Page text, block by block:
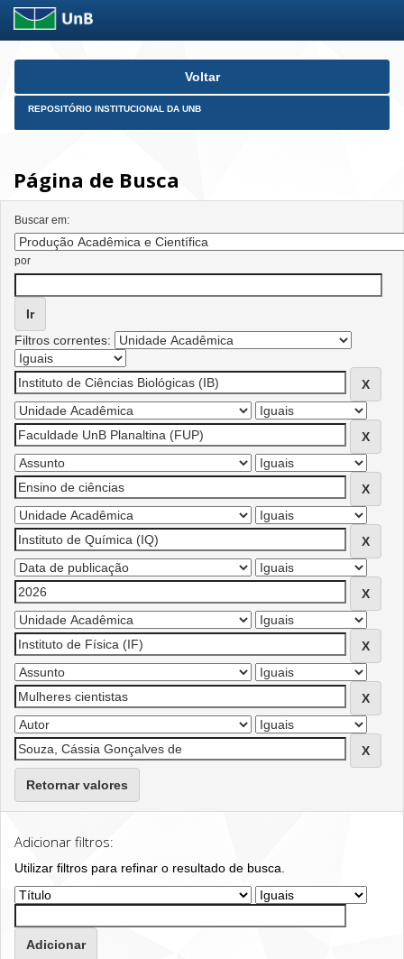
Skip
Voltar
REPOSITÓRIO INSTITUCIONAL DA UNB
Página de Busca
Buscar em:
por
Filtros correntes:
Retornar valores
Adicionar filtros:
Utilizar filtros para refinar o resultado de busca.